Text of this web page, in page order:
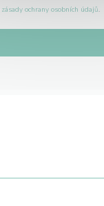
zásady ochrany osobních údajů.